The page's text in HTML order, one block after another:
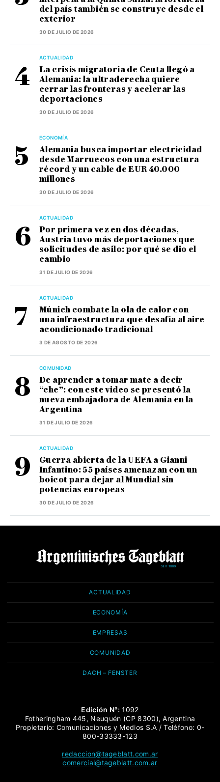
del país también se construye desde el
exterior
30 DE JULIO DE 2026
ACTUALIDAD
La crisis migratoria de Ceuta llegó a
Alemania: la ultraderecha quiere
cerrar las fronteras y acelerar las
deportaciones
30 DE JULIO DE 2026
ECONOMÍA
Alemania busca importar electricidad
desde Marruecos con una estructura
récord y un cable de EUR 40.000
millones
30 DE JULIO DE 2026
ACTUALIDAD
Por primera vez en dos décadas,
Austria tuvo más deportaciones que
solicitudes de asilo: por qué se dio el
cambio
31 DE JULIO DE 2026
ACTUALIDAD
Múnich combate la ola de calor con
una infraestructura que desafía al aire
acondicionado tradicional
3 DE AGOSTO DE 2026
COMUNIDAD
De aprender a tomar mate a decir
“che”: con este video se presentó la
nueva embajadora de Alemania en la
Argentina
31 DE JULIO DE 2026
ACTUALIDAD
Guerra abierta de la UEFA a Gianni
Infantino: 55 países amenazan con un
boicot para dejar al Mundial sin
potencias europeas
30 DE JULIO DE 2026
ACTUALIDAD
ECONOMÍA
EMPRESAS
COMUNIDAD
DACH – FENSTER
Edición N°: 1092
Fotheringham 445, Neuquén (CP 8300), Argentina
Propietario: Comunicaciones y Medios S.A / Teléfono: 0-
800-33333-123
redaccion@tageblatt.com.ar
comercial@tageblatt.com.ar